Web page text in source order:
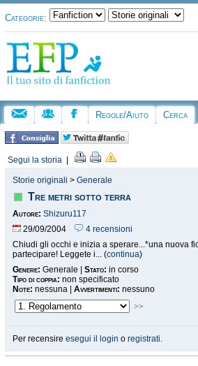
Categorie:
Regole/Aiuto Cerca
Segui la storia
Storie originali > Generale
Tre metri sotto terra
Autore: Shizuru117
29/09/2004
4 recensioni
Chiudi gli occhi e inizia a sperare...*una nuova
partecipare! Leggete i... (continua)
Genere: Generale | Stato: in corso
Tipo di coppia: non specificato
Note: nessuna | Avvertimenti: nessuno
>>
Per recensire esegui il login o registrati.